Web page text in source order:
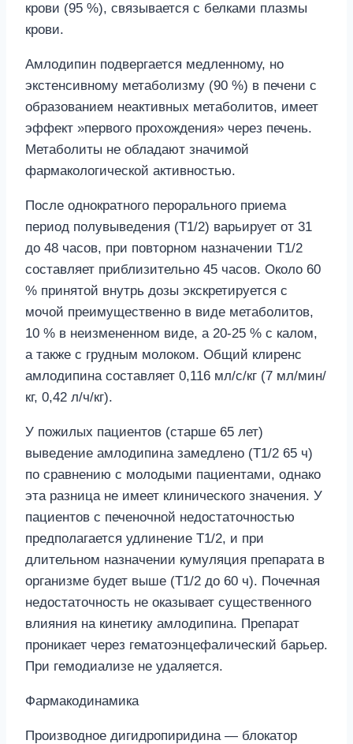
крови (95 %), связывается с белками плазмы
крови.
Амлодипин подвергается медленному, но
экстенсивному метаболизму (90 %) в печени с
образованием неактивных метаболитов, имеет
эффект »первого прохождения» через печень.
Метаболиты не обладают значимой
фармакологической активностью.
После однократного перорального приема
период полувыведения (Т1/2) варьирует от 31
до 48 часов, при повторном назначении Т1/2
составляет приблизительно 45 часов. Около 60
% принятой внутрь дозы экскретируется с
мочой преимущественно в виде метаболитов,
10 % в неизмененном виде, а 20-25 % с калом,
а также с грудным молоком. Общий клиренс
амлодипина составляет 0,116 мл/с/кг (7 мл/мин/
кг, 0,42 л/ч/кг).
У пожилых пациентов (старше 65 лет)
выведение амлодипина замедлено (Т1/2 65 ч)
по сравнению с молодыми пациентами, однако
эта разница не имеет клинического значения. У
пациентов с печеночной недостаточностью
предполагается удлинение Т1/2, и при
длительном назначении кумуляция препарата в
организме будет выше (Т1/2 до 60 ч). Почечная
недостаточность не оказывает существенного
влияния на кинетику амлодипина. Препарат
проникает через гематоэнцефалический барьер.
При гемодиализе не удаляется.
Фармакодинамика
Производное дигидропиридина — блокатор